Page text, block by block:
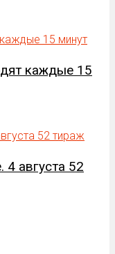
каждые 15
августа 52